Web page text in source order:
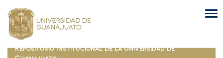
navigation
Repositorio Institucional de la Universidad de